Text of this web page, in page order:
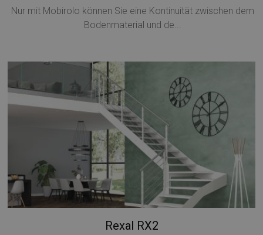
Nur mit Mobirolo können Sie eine Kontinuität zwischen dem
Bodenmaterial und de...
Rexal RX2